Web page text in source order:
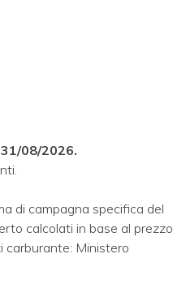
08/2026.
di campagna specifica del
calcolati in base al prezzo
carburante: Ministero